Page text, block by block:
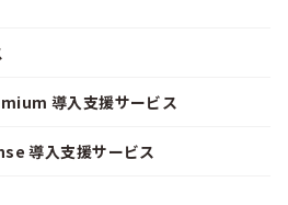
導入支援サービス
導入支援サービス